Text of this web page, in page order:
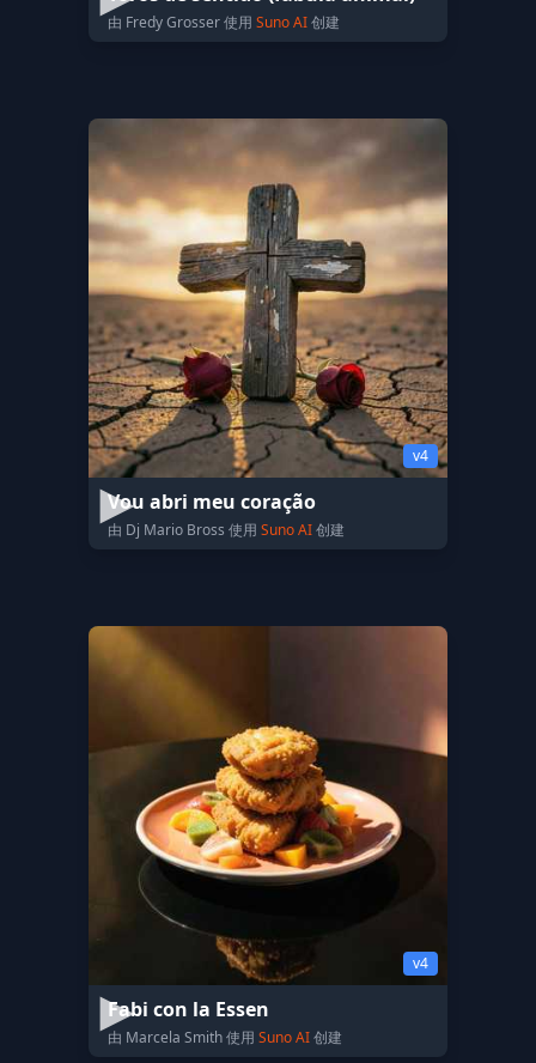
由 Fredy Grosser 使用 Suno AI创建
v4
Vou abri meu coração
由 Dj Mario Bross 使用 Suno AI创建
v4
Fabi con la Essen
由 Marcela Smith 使用 Suno AI创建